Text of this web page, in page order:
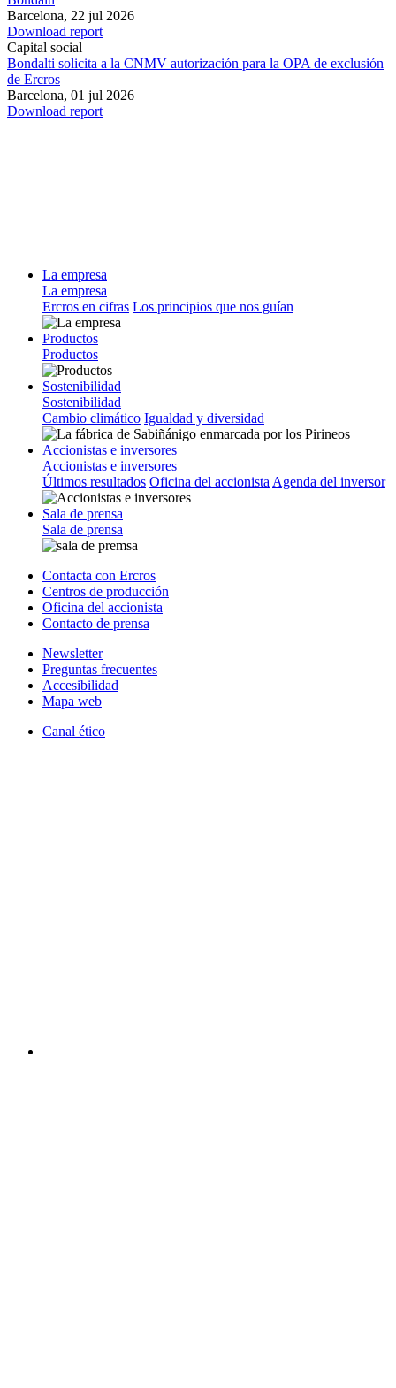
Barcelona, 22 jul 2026
Download report
Capital social
Bondalti solicita a la CNMV autorización para la OPA de exclusión
de Ercros
Barcelona, 01 jul 2026
Download report
La empresa
La empresa
Ercros en cifras Los principios que nos guían
Productos
Productos
Sostenibilidad
Sostenibilidad
Cambio climático Igualdad y diversidad
Accionistas e inversores
Accionistas e inversores
Últimos resultados Oficina del accionista Agenda del inversor
Sala de prensa
Sala de prensa
Contacta con Ercros
Centros de producción
Oficina del accionista
Contacto de prensa
Newsletter
Preguntas frecuentes
Accesibilidad
Mapa web
Canal ético